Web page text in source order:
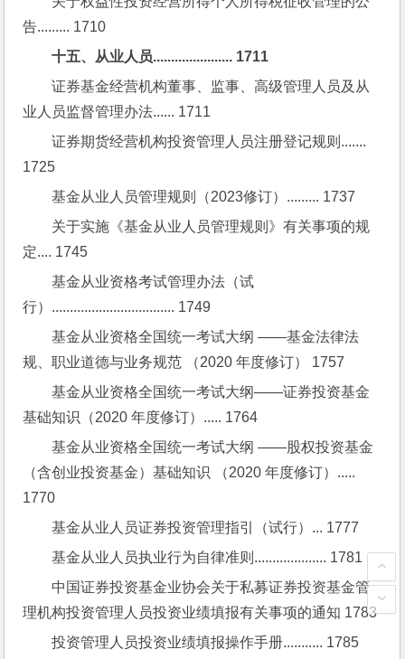
告......... 1710
十五、从业人员...................... 1711
证券基金经营机构董事、监事、高级管理人员及从
业人员监督管理办法...... 1711
证券期货经营机构投资管理人员注册登记规则.......
1725
基金从业人员管理规则（2023修订）......... 1737
关于实施《基金从业人员管理规则》有关事项的规
定.... 1745
基金从业资格考试管理办法（试
行）.................................. 1749
基金从业资格全国统一考试大纲 ——基金法律法
规、职业道德与业务规范 （2020 年度修订） 1757
基金从业资格全国统一考试大纲——证券投资基金
基础知识（2020 年度修订）..... 1764
基金从业资格全国统一考试大纲 ——股权投资基金
（含创业投资基金）基础知识 （2020 年度修订）.....
1770
基金从业人员证券投资管理指引（试行）... 1777
基金从业人员执业行为自律准则.................... 1781
中国证券投资基金业协会关于私募证券投资基金管
理机构投资管理人员投资业绩填报有关事项的通知 1783
投资管理人员投资业绩填报操作手册........... 1785